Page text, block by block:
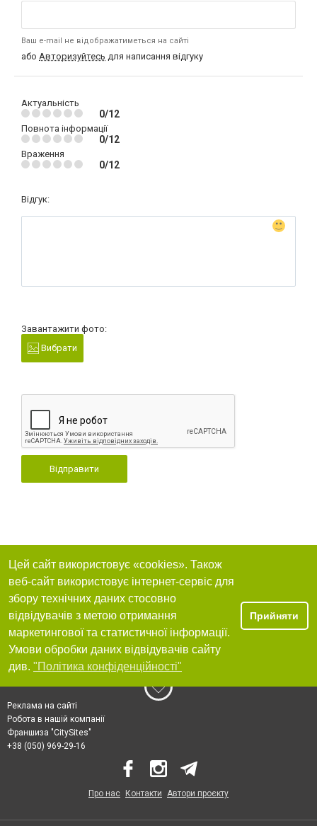
Ваш e-mail не відображатиметься на сайті
або Авторизуйтесь для написання відгуку
Актуальність
0/12
Повнота інформації
0/12
Враження
0/12
Відгук:
Завантажити фото:
Вибрати
Відправити
Цей сайт використовує «cookies». Також
веб-сайт використовує інтернет-сервіс для
збору технічних даних стосовно
відвідувачів з метою отримання
маркетингової та статистичної інформації.
Умови обробки даних відвідувачів сайту
див. "Політика конфіденційності"
Прийняти
Реклама на сайті
Робота в нашій компанії
Франшиза "CitySites"
+38 (050) 969-29-16
Про нас Контакти Автори проєкту